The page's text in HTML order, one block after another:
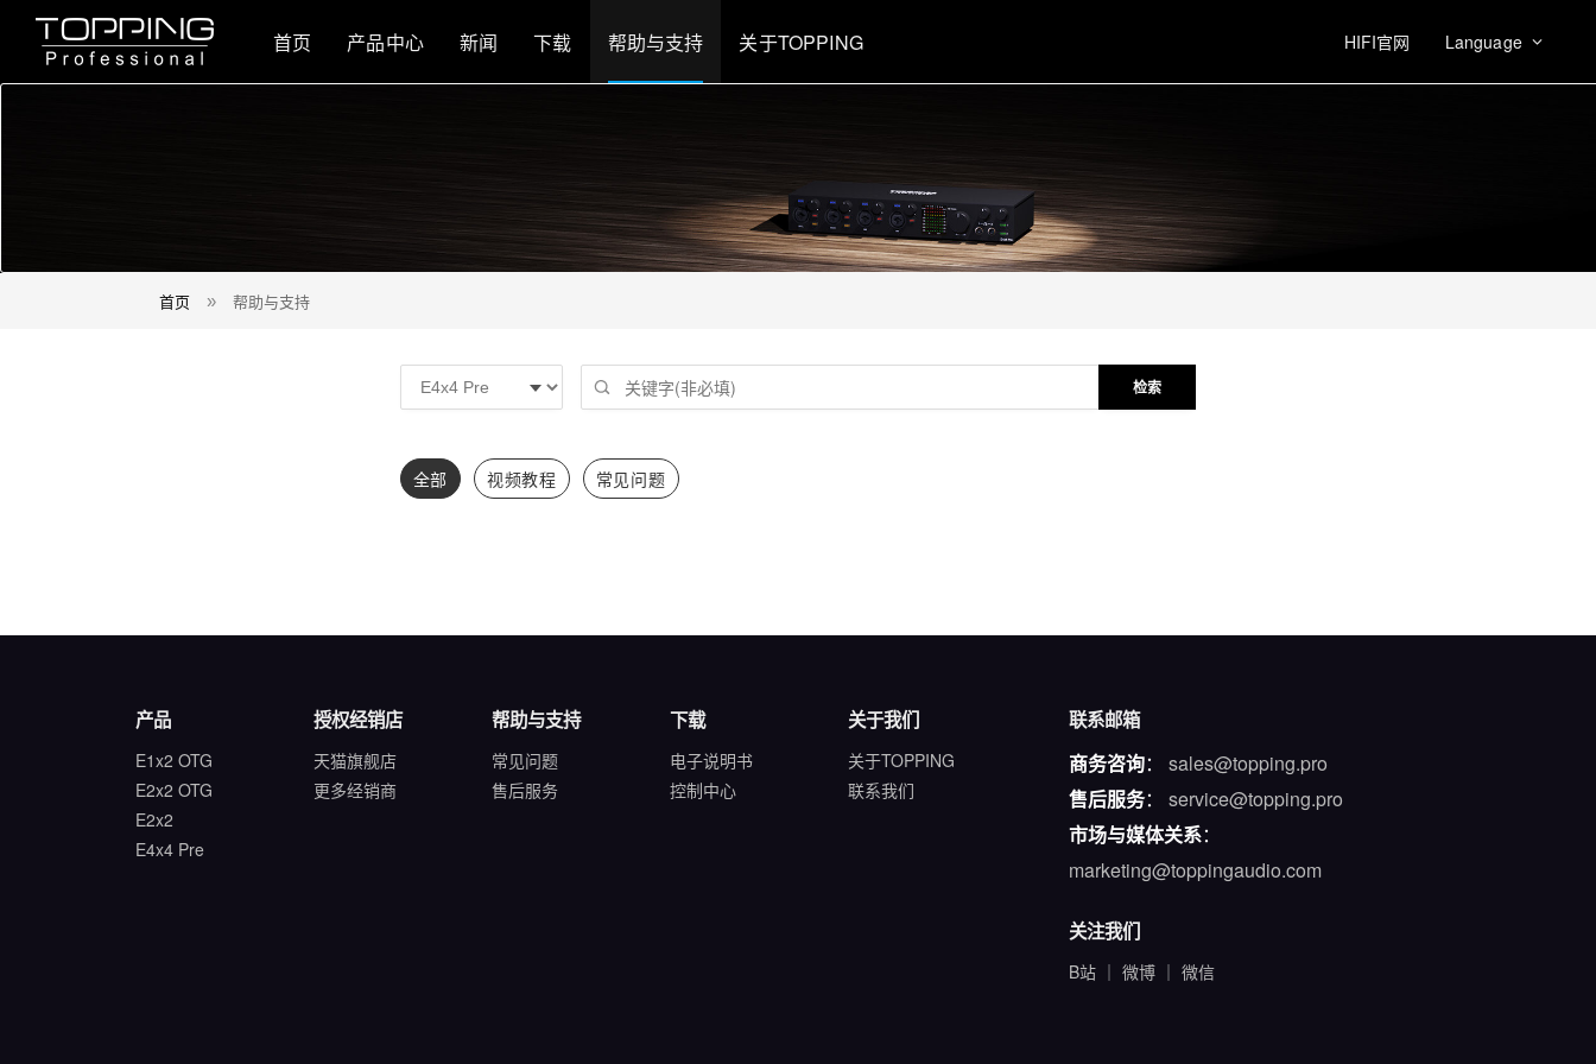
首页 产品中心 新闻 下载 帮助与支持 关于TOPPING HIFI官网 Language
首页 » 帮助与支持
检索
全部 视频教程 常见问题
产品
E1x2 OTG
E2x2 OTG
E2x2
E4x4 Pre
授权经销店
天猫旗舰店
更多经销商
帮助与支持
常见问题
售后服务
下载
电子说明书
控制中心
关于我们
关于TOPPING
联系我们
联系邮箱
商务咨询： sales@topping.pro
售后服务： service@topping.pro
市场与媒体关系：
marketing@toppingaudio.com
关注我们
B站｜ 微博｜ 微信